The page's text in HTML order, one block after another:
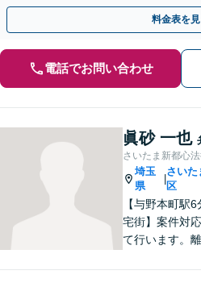
対応できるのが強みです。埼玉県内出張
料金表を
電話でお問い合わせ
眞砂 一也
さいたま新都心
埼玉
県
さいた
区
【与野本町駅
宅街】案件対
て行います。
幅広く対応し